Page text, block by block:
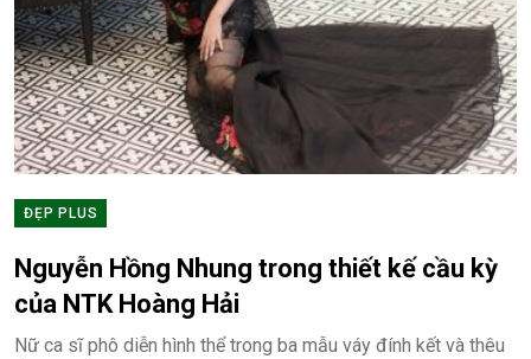
ĐẸP PLUS
Nguyễn Hồng Nhung trong thiết kế cầu kỳ
của NTK Hoàng Hải
Nữ ca sĩ phô diễn hình thể trong ba mẫu váy đính kết và thêu